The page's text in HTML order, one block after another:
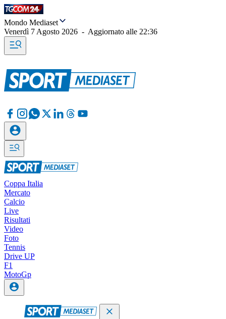
Mondo Mediaset
Venerdì 7 Agosto 2026 - Aggiornato alle 22:36
Coppa Italia
Mercato
Calcio
Live
Risultati
Video
Foto
Tennis
Drive UP
F1
MotoGp